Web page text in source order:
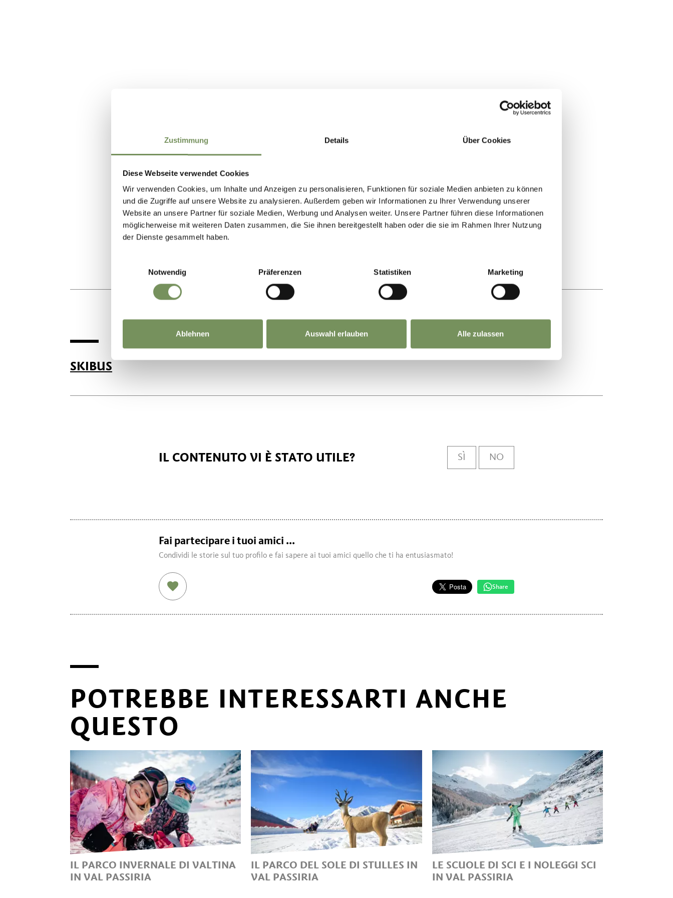
Zustimmung Details Über Cookies
Diese Webseite verwendet Cookies
Wir verwenden Cookies, um Inhalte und Anzeigen zu personalisieren, Funktionen für soziale Medien anbieten zu können
und die Zugriffe auf unsere Website zu analysieren. Außerdem geben wir Informationen zu Ihrer Verwendung unserer
Website an unsere Partner für soziale Medien, Werbung und Analysen weiter. Unsere Partner führen diese Informationen
möglicherweise mit weiteren Daten zusammen, die Sie ihnen bereitgestellt haben oder die sie im Rahmen Ihrer Nutzung
der Dienste gesammelt haben.
Notwendig
Präferenzen Statistiken Marketing
Ablehnen Auswahl erlauben Alle zulassen
SKIBUS
IL CONTENUTO VI È STATO UTILE? SÌ NO
Fai partecipare i tuoi amici ...
Condividi le storie sul tuo profilo e fai sapere ai tuoi amici quello che ti ha entusiasmato!
Share
POTREBBE INTERESSARTI ANCHE
QUESTO
IL PARCO INVERNALE DI VALTINA
IN VAL PASSIRIA
IL PARCO DEL SOLE DI STULLES IN
VAL PASSIRIA
LE SCUOLE DI SCI E I NOLEGGI SCI
IN VAL PASSIRIA